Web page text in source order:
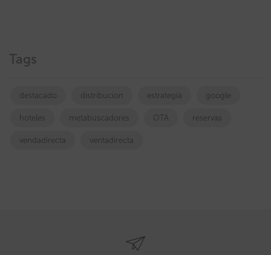
Tags
destacado distribucion estrategia google
hoteles metabuscadores OTA reservas
vendadirecta ventadirecta